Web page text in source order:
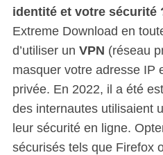
identité et votre sécurité
Extreme Download en
d’utiliser un VPN (réseau
masquer votre adresse IP
privée. En 2022, il a été
des internautes utilisaient
leur sécurité en ligne.
sécurisés tels que Firefox